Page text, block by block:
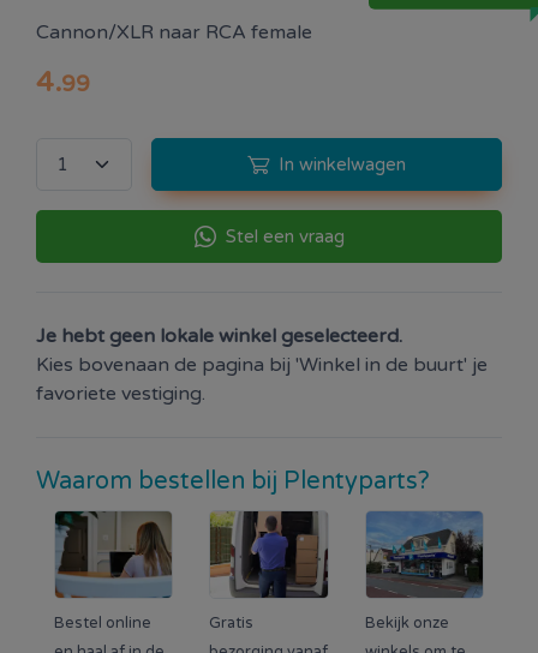
Cannon/XLR naar RCA female
4.99
In winkelwagen
Stel een vraag
Je hebt geen lokale winkel geselecteerd.
Kies bovenaan de pagina bij 'Winkel in de buurt' je
favoriete vestiging.
Waarom bestellen bij Plentyparts?
Bestel online
Gratis
Bekijk onze